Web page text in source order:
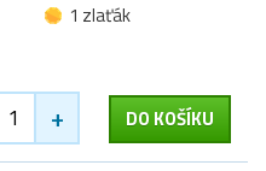
1 zlaťák
+ DO KOŠÍKU